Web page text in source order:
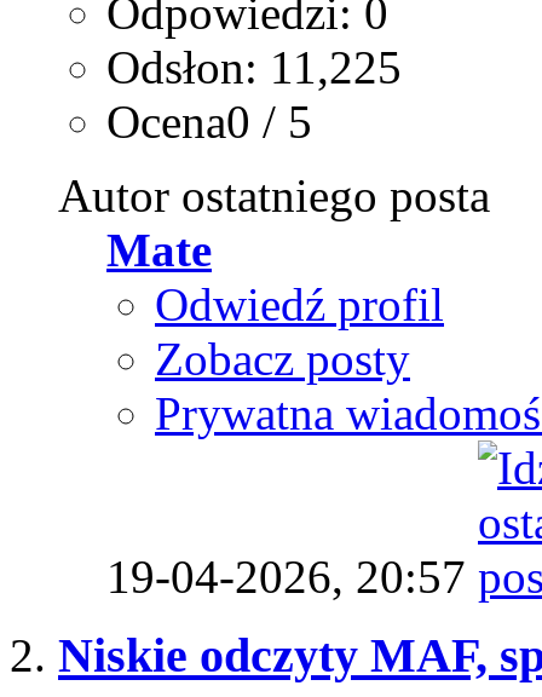
Odpowiedzi: 0
Odsłon: 11,225
Ocena0 / 5
Autor ostatniego posta
Mate
Odwiedź profil
Zobacz posty
Prywatna
19-04-2026, 20:57
Niskie odczyty MAF,